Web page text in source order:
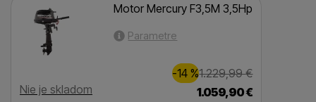
Dostupnosť
Nie je skladom
Motor Mercury F3,5M 3,5Hp
Parametre
Pôvodná cena
1.229,99€
Zľava
170,00€
(
-14 %
)
1.059,90€